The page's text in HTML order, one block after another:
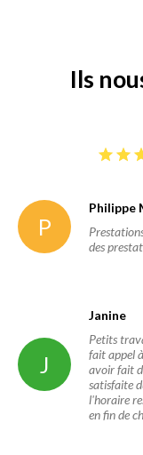
Ils
P
Philippe
des
J
Janine
Petits
fait appel
avoir fait
satisfaite
l'horaire
en fin de